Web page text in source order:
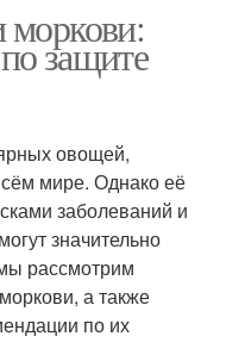
моркови:
защите
овощей,
мире. Однако её
заболеваний и
значительно
рассмотрим
а также
по их